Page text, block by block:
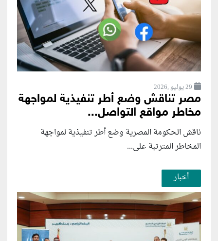
29 يوليو ,2026
مصر تناقش وضع أطر تنفيذية لمواجهة
مخاطر مواقع التواصل...
ناقش الحكومة المصرية وضع أطر تنفيذية لمواجهة
المخاطر المترتبة على...
أخبار